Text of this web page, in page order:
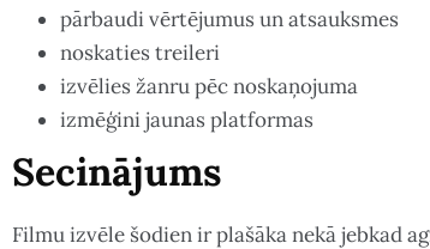
pārbaudi vērtējumus un atsauksmes
noskaties treileri
izvēlies žanru pēc noskaņojuma
izmēģini jaunas platformas
Secinājums
Filmu izvēle šodien ir plašāka nekā jebkad